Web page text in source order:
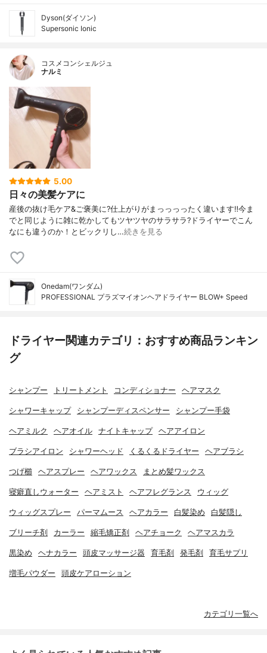
Dyson(ダイソン)
Supersonic Ionic
コスメコンシェルジュ
ナルミ
5.00
日々の美髪ケアに
産後の抜け毛ケア&ご褒美に?仕上がりがまっっっったく違います‼️今ま
でと同じように雑に乾かしてもツヤツヤのサラサラ?ドライヤーでこん
なにも違うのか！とビックリし…続きを見る
Onedam(ワンダム)
PROFESSIONAL プラズマイオンヘアドライヤー BLOW+ Speed
ドライヤー関連カテゴリ：おすすめ商品ランキン
グ
シャンプー トリートメント コンディショナー ヘアマスク
シャワーキャップ シャンプーディスペンサー シャンプー手袋
ヘアミルク ヘアオイル ナイトキャップ ヘアアイロン
ブラシアイロン シャワーヘッド くるくるドライヤー ヘアブラシ
つげ櫛 ヘアスプレー ヘアワックス まとめ髪ワックス
寝癖直しウォーター ヘアミスト ヘアフレグランス ウィッグ
ウィッグスプレー パーマムース ヘアカラー 白髪染め 白髪隠し
ブリーチ剤 カーラー 縮毛矯正剤 ヘアチョーク ヘアマスカラ
黒染め ヘナカラー 頭皮マッサージ器 育毛剤 発毛剤 育毛サプリ
増毛パウダー 頭皮ケアローション
カテゴリ一覧へ